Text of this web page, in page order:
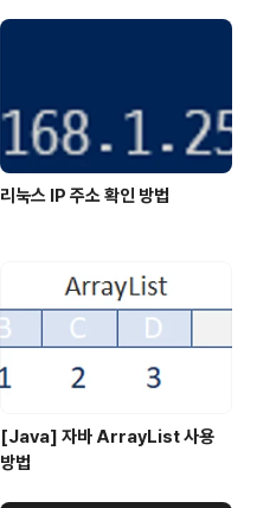
리눅스 IP 주소 확인 방법
[Java] 자바 ArrayList 사용
방법